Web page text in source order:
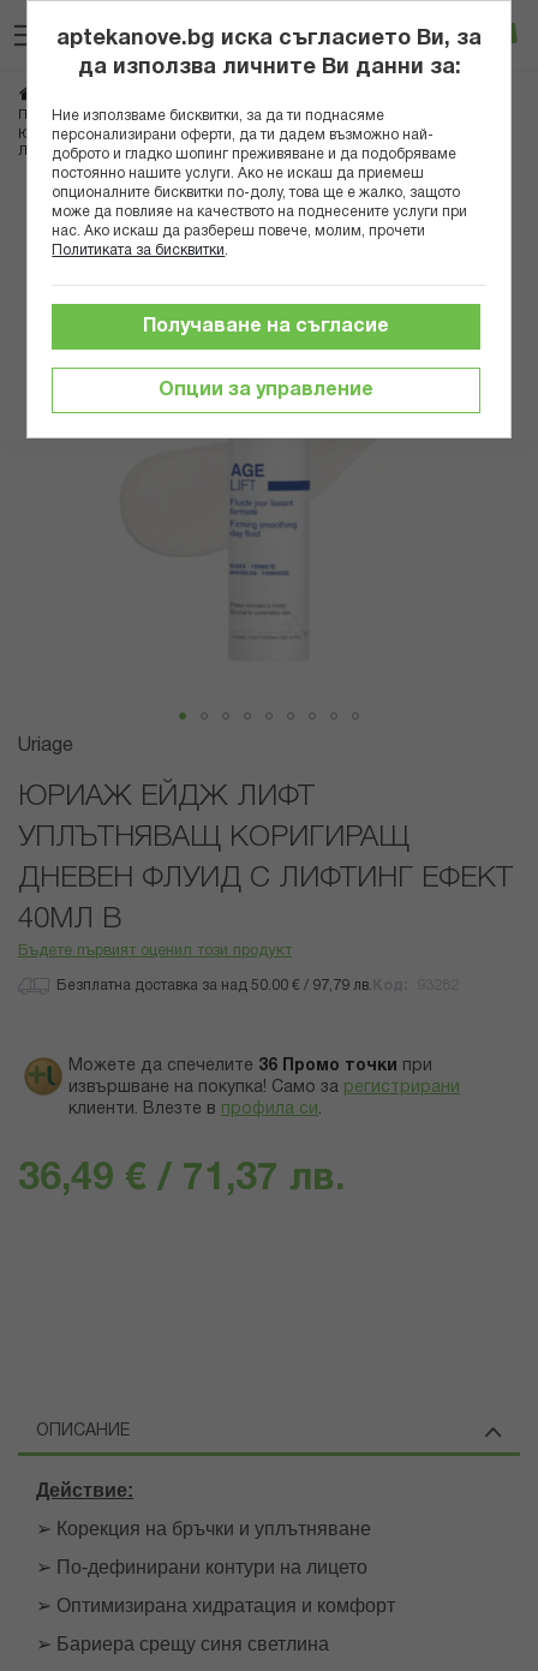
към
съдържанието
Вход
Противостарееща грижа
ЮРИАЖ ЕЙДЖ ЛИФТ УПЛЪТНЯВАЩ КОРИГИРАЩ ДНЕВЕН ФЛУИД С
ЛИФТИНГ ЕФЕКТ 40МЛ B
Преминете
края
галерията
изображенията
Преминете
началото
галерия
със
снимки
Uriage
ЮРИАЖ ЕЙДЖ ЛИФТ
УПЛЪТНЯВАЩ КОРИГИРАЩ
ДНЕВЕН ФЛУИД С ЛИФТИНГ ЕФЕКТ
40МЛ B
Бъдете първият оценил този продукт
Безплатна доставка за над 50.00 € / 97,79 лв.
Можете да спечелите 36 Промо точки
при
извършване на покупка! Само за регистрирани
клиенти. Влезте в профила си .
36,49 € / 71,37 лв.
ОПИСАНИЕ
Действие:
➢ Корекция на бръчки и уплътняване
➢ По-дефинирани контури на лицето
➢ Оптимизирана хидратация и комфорт
➢ Бариера срещу синя светлина
aptekanove.bg иска съгласието Ви, за
да използва личните Ви данни за:
Ние използваме бисквитки, за да ти поднасяме
персонализирани оферти, да ти дадем възможно най-
доброто и гладко шопинг преживяване и да подобряваме
постоянно нашите услуги. Ако не искаш да приемеш
опционалните бисквитки по-долу, това ще е жалко, защото
може да повлияе на качеството на поднесените услуги при
нас. Ако искаш да разбереш повече, молим, прочети
Политиката за бисквитки
Опции за управление
Получаване на съгласие